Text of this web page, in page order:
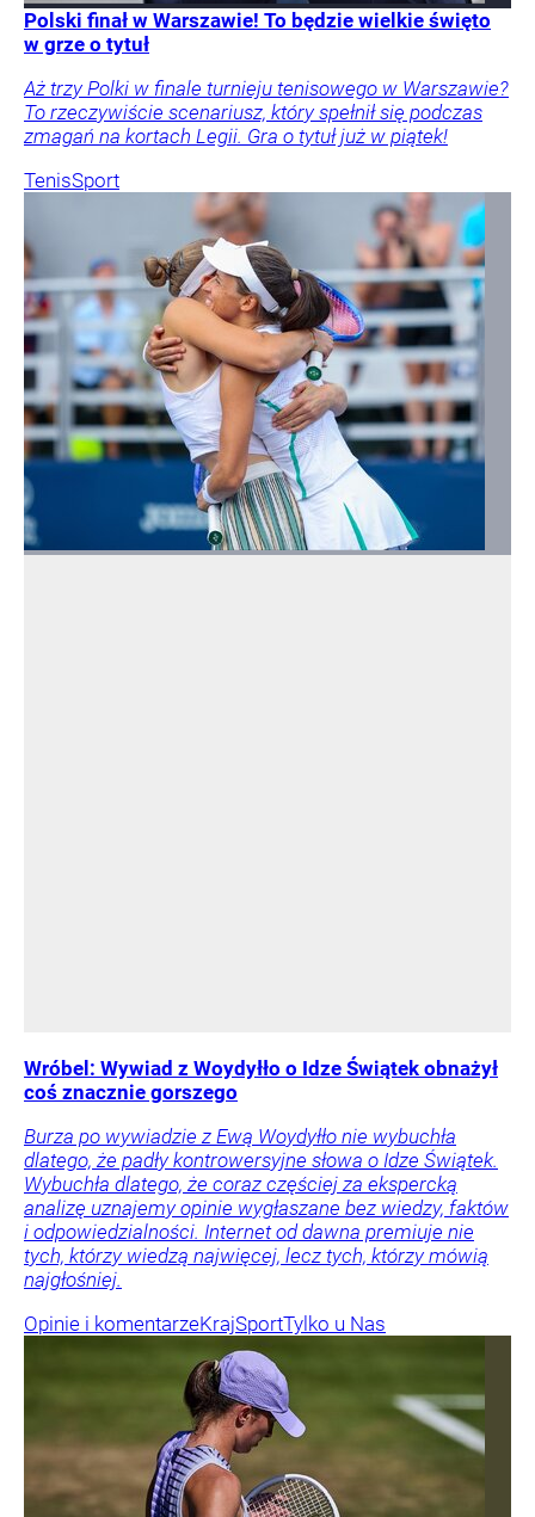
Polski finał w Warszawie! To będzie wielkie święto
w grze o tytuł
Aż trzy Polki w finale turnieju tenisowego w Warszawie?
To rzeczywiście scenariusz, który spełnił się podczas
zmagań na kortach Legii. Gra o tytuł już w piątek!
TenisSport
Wróbel: Wywiad z Woydyłło o Idze Świątek obnażył
coś znacznie gorszego
Burza po wywiadzie z Ewą Woydyłło nie wybuchła
dlatego, że padły kontrowersyjne słowa o Idze Świątek.
Wybuchła dlatego, że coraz częściej za ekspercką
analizę uznajemy opinie wygłaszane bez wiedzy, faktów
i odpowiedzialności. Internet od dawna premiuje nie
tych, którzy wiedzą najwięcej, lecz tych, którzy mówią
najgłośniej.
Opinie i komentarzeKrajSportTylko u Nas